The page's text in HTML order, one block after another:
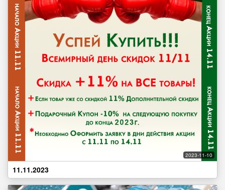
2023-11-10
11.11.2023